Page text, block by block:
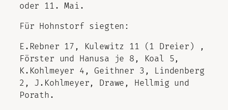
oder 11. Mai.
Für Hohnstorf siegten:
E.Rebner 17, Kulewitz 11 (1 Dreier) ,
Förster und Hanusa je 8, Koal 5,
K.Kohlmeyer 4, Geithner 3, Lindenberg
2, J.Kohlmeyer, Drawe, Hellmig und
Porath.